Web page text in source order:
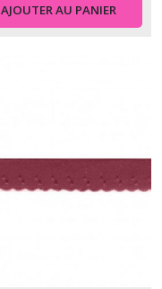
AJOUTER AU PANIER